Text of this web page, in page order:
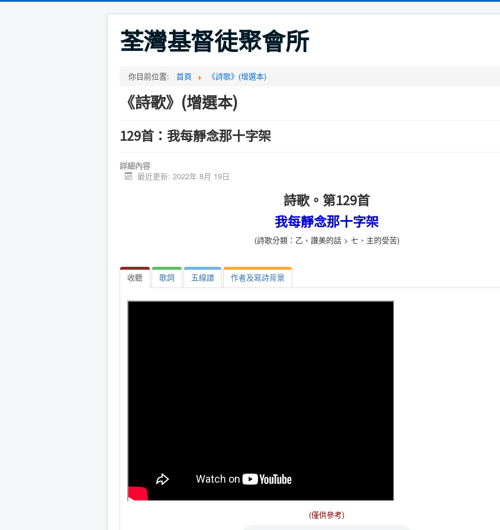
荃灣基督徒聚會所
你目前位置: 首頁 《詩歌》(增選本)
《詩歌》(增選本)
129首：我每靜念那十字架
詳細內容
最近更新: 2022年 8月 19日
詩歌。第129首
我每靜念那十字架
(詩歌分類：乙、讚美的話 > 七、主的受苦)
收聽 歌詞 五線譜 作者及寫詩背景
(僅供參考)